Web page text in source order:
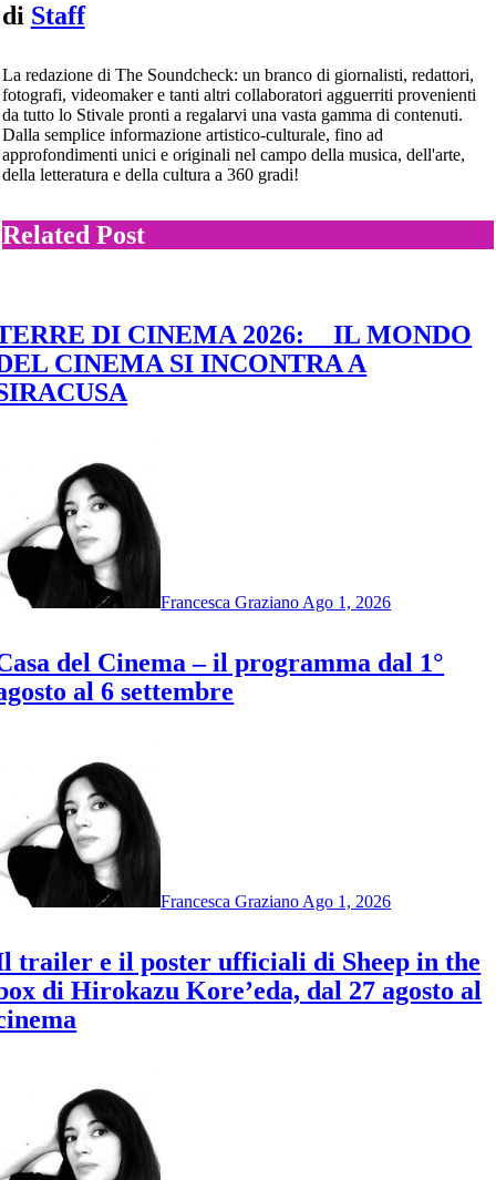
di Staff
La redazione di The Soundcheck: un branco di giornalisti, redattori,
fotografi, videomaker e tanti altri collaboratori agguerriti provenienti
da tutto lo Stivale pronti a regalarvi una vasta gamma di contenuti.
Dalla semplice informazione artistico-culturale, fino ad
approfondimenti unici e originali nel campo della musica, dell'arte,
della letteratura e della cultura a 360 gradi!
Related Post
DI CINEMA 2026: IL MONDO
CINEMA SI INCONTRA A
Francesca Graziano Ago 1, 2026
del Cinema – il programma dal 1°
al 6 settembre
Francesca Graziano Ago 1, 2026
trailer e il poster ufficiali di Sheep in the
di Hirokazu Kore’eda, dal 27 agosto al